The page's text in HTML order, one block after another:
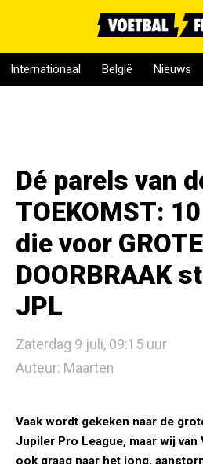
Internationaal België Nieuws
Dé parels van
TOEKOMST:
die voor GROTE
DOORBRAAK
JPL
Zaterdag 9 juli, 09:15 uur
Auteur: Maarten
Vaak wordt gekeken naar de
Jupiler Pro League, maar wij
ook graag naar het jong,